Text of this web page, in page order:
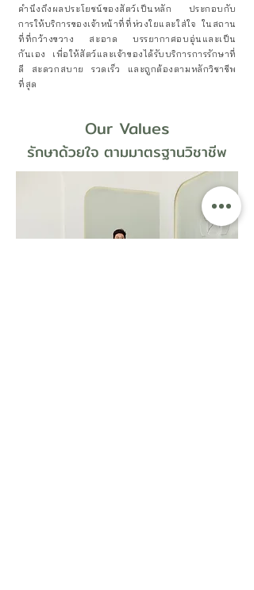
คำนึงถึงผลประโยชน์ของสัตว์เป็นหลัก ประกอบกับ
การให้บริการของเจ้าหน้าที่ที่ห่วงใยและใส่ใจ ในสถาน
ที่ที่กว้างขวาง สะอาด บรรยากาศอบอุ่นและเป็น
กันเอง เพื่อให้สัตว์และเจ้าของได้รับบริการการรักษาที่
ดี สะดวกสบาย รวดเร็ว และถูกต้องตามหลักวิชาชีพ
ที่สุด
Our Values
รักษาด้วยใจ ตามมาตรฐานวิชาชีพ